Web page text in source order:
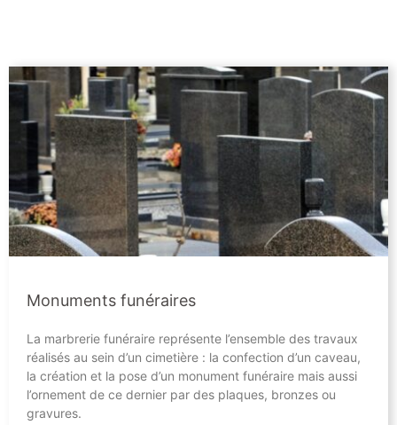
Monuments funéraires
La marbrerie funéraire représente l’ensemble des travaux
réalisés au sein d’un cimetière : la confection d’un caveau,
la création et la pose d’un monument funéraire mais aussi
l’ornement de ce dernier par des plaques, bronzes ou
gravures.